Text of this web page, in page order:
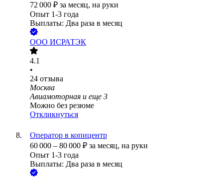
72 000 ₽ за месяц, на руки
Опыт 1-3 года
Выплаты: Два раза в месяц
ООО ИСРАТЭК
4.1
•
24 отзыва
Москва
Авиамоторная и еще 3
Можно без резюме
Откликнуться
Оператор в копицентр
60 000 – 80 000 ₽ за месяц, на руки
Опыт 1-3 года
Выплаты: Два раза в месяц